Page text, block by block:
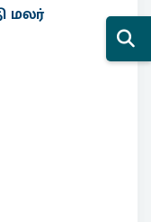
மலர்